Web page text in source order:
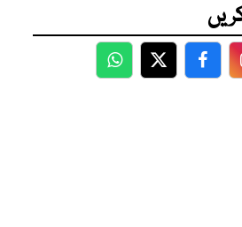
WhatsApp
Twitter